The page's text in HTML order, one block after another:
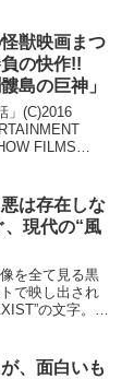
獣映画まつ
の快作!!
島の巨神」
」(C)2016
FILMS
は存在しな
、現代の“風
を全て見る黒
で映し出され
の文字。ま
なタイト...
、面白いも